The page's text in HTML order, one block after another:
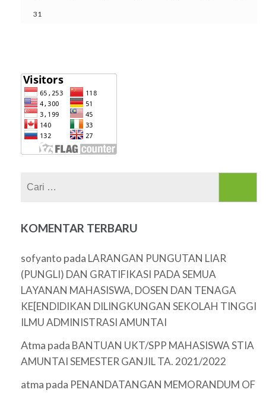
31
KOMENTAR TERBARU
sofyanto pada LARANGAN PUNGUTAN LIAR
(PUNGLI) DAN GRATIFIKASI PADA SEMUA
LAYANAN MAHASISWA, DOSEN DAN TENAGA
KE[ENDIDIKAN DILINGKUNGAN SEKOLAH TINGGI
ILMU ADMINISTRASI AMUNTAI
Atma pada BANTUAN UKT/SPP MAHASISWA STIA
AMUNTAI SEMESTER GANJIL TA. 2021/2022
atma pada PENANDATANGAN MEMORANDUM OF